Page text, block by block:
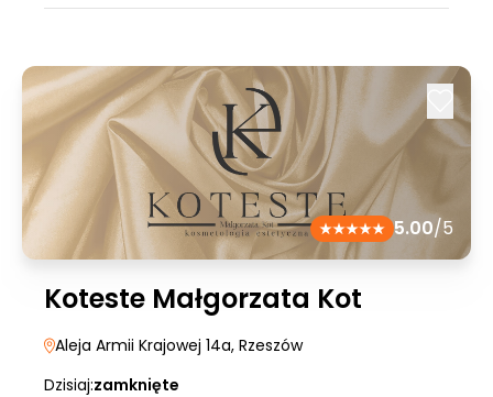
5.00/5
Koteste Małgorzata Kot
Aleja Armii Krajowej 14a, Rzeszów
Dzisiaj:zamknięte